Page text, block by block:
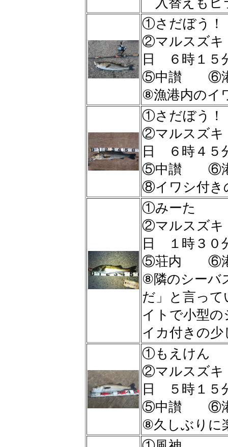
①さだぼう！
②マルスズ
日 ６時１５
⑤中讃 ⑥港
⑧漁港内のイ
①さだぼう！
②マルスズ
日 ６時４５
⑤中讃 ⑥港
⑧イワシ付き
①みーた
②マルスズ
日 １時３０
⑤荘内 ⑥港
⑧隣のシーバ
だ」と言っ
イトで小型
イカ付きの
①もえけん
②マルスズ
日 ５時１５
⑤中讃 ⑥
⑧久しぶりに